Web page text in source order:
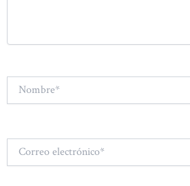
Nombre*
Correo
electrónico*